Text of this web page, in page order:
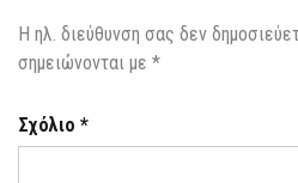
Η ηλ. διεύθυνση σας δεν
σημειώνονται με *
Σχόλιο *